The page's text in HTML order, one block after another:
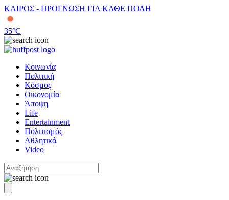
ΚΑΙΡΟΣ - ΠΡΟΓΝΩΣΗ ΓΙΑ ΚΑΘΕ ΠΟΛΗ
35°C
Κοινωνία
Πολιτική
Κόσμος
Οικονομία
Άποψη
Life
Entertainment
Πολιτισμός
Αθλητικά
Video